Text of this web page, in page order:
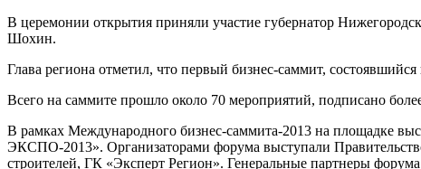
В церемонии открытия приняли участие губернатор
Шохин.
Глава региона отметил, что первый бизнес-саммит,
Всего на саммите прошло около 70 мероприятий, подписано
В рамках Международного бизнес-саммита-2013 на площадке
ЭКСПО-2013». Организаторами форума выступали
строителей, ГК «Эксперт Регион». Генеральные партнеры